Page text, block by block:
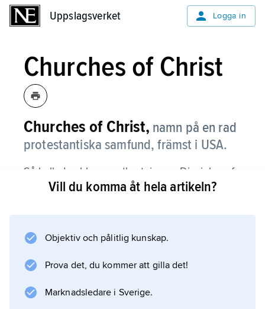
Uppslagsverket Logga in
Churches of Christ
Churches of Christ, namn på en rad
protestantiska samfund, främst i USA.
Så kallades bl.a. en utbrytning ur Disciples of
Christ 1906. Man räknar med (1996) drygt 13
samordnande organ; ett gemensamt drag är
Gud och som tillräckligt rättesnöre för tro och
Vill du komma åt hela artikeln?
Objektiv och pålitlig kunskap.
Prova det, du kommer att gilla det!
Marknadsledare i Sverige.